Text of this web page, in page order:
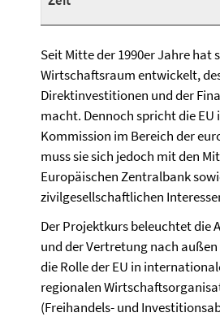
Seit Mitte der 1990er Jahre
Wirtschaftsraum entwickelt,
Direktinvestitionen und der
macht. Dennoch spricht die
Kommission im Bereich der
muss sie sich jedoch mit den
Europäischen Zentralbank
zivilgesellschaftlichen
Der Projektkurs beleuchtet die
und der Vertretung nach
die Rolle der EU in
regionalen
(Freihandels- und